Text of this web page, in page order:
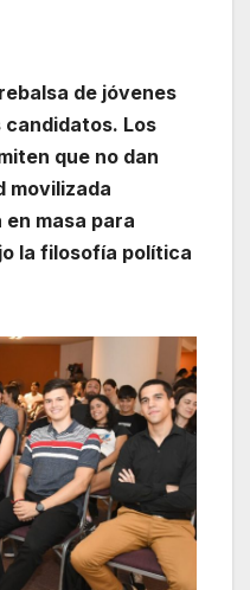
de jóvenes
Los
que no dan
movilizada
masa para
la filosofía política